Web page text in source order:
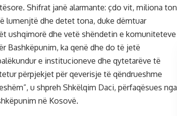
Shifrat janë alarmante: çdo vit, miliona ton
lumenjtë dhe detet tona, duke dëmtuar
ushqimorë dhe vetë shëndetin e komuniteteve
Bashkëpunim, ka qenë dhe do të jetë
e institucioneve dhe qytetarëve të
përpjekjet për qeverisje të qëndrueshme
u shpreh Shkëlqim Daci, përfaqësues nga
në Kosovë.